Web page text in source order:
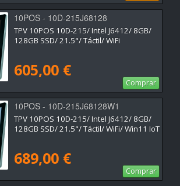
10POS - 10D-215J68128
TPV 10POS 10D-215/ Intel J6412/ 8GB/
128GB SSD/ 21.5"/ Táctil/ WiFi
605,00 €
Comprar
10POS - 10D-215J68128W1
TPV 10POS 10D-215/ Intel J6412/ 8GB/
128GB SSD/ 21.5"/ Táctil/ WiFi/ Win11 IoT
689,00 €
Comprar